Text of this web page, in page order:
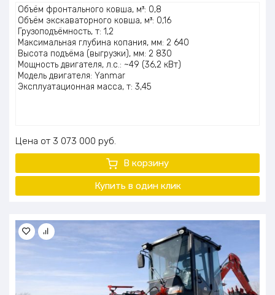
Оценка
5.00из 5
Объём фронтального ковша, м³: 0,8
Объём экскаваторного ковша, м³: 0,16
Грузоподъёмность, т: 1,2
Максимальная глубина копания, мм: 2 640
Высота подъёма (выгрузки), мм: 2 830
Мощность двигателя, л.с.: ~49 (36,2 кВт)
Модель двигателя: Yanmar
Эксплуатационная масса, т: 3,45
Цена 3 073 000 руб.
В корзину
Купить в один клик